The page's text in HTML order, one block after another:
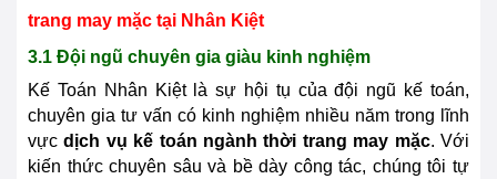
trang may mặc tại Nhân Kiệt
3.1 Đội ngũ chuyên gia giàu kinh nghiệm
Kế Toán Nhân Kiệt là sự hội tụ của đội ngũ kế toán,
chuyên gia tư vấn có kinh nghiệm nhiều năm trong lĩnh
vựcdịch vụ kế toán ngành thời trang may mặc. Với
kiến thức chuyên sâu và bề dày công tác, chúng tôi tự